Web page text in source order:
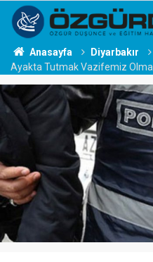
Anasayfa Diyarbakır
Ayakta Tutmak Vazifemiz